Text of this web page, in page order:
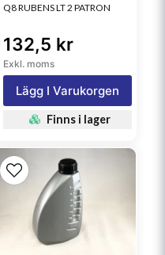
Q8 RUBENS LT 2 PATRON
132,5 kr
Exkl. moms
Lägg I Varukorgen
Finns i lager